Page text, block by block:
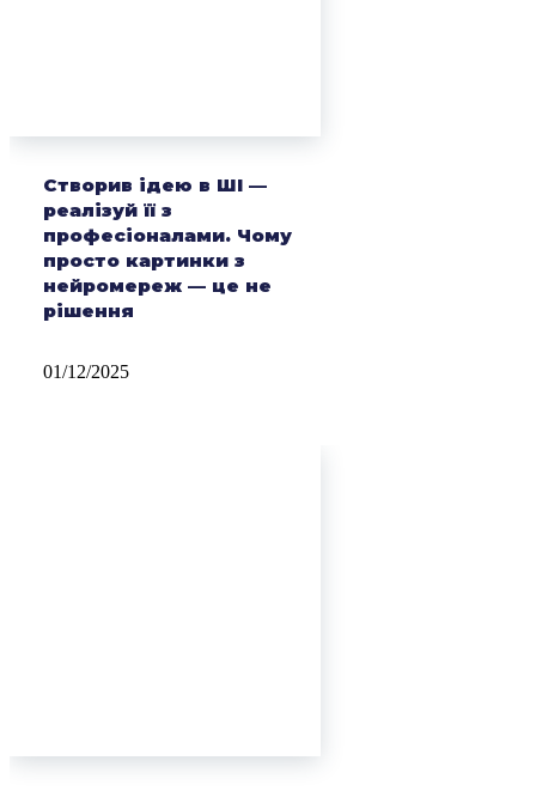
Створив ідею в ШІ —
реалізуй її з
професіоналами. Чому
просто картинки з
нейромереж — це не
рішення
01/12/2025